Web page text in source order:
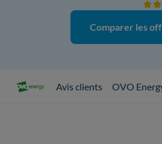
Comparer les
Avis clients OVO